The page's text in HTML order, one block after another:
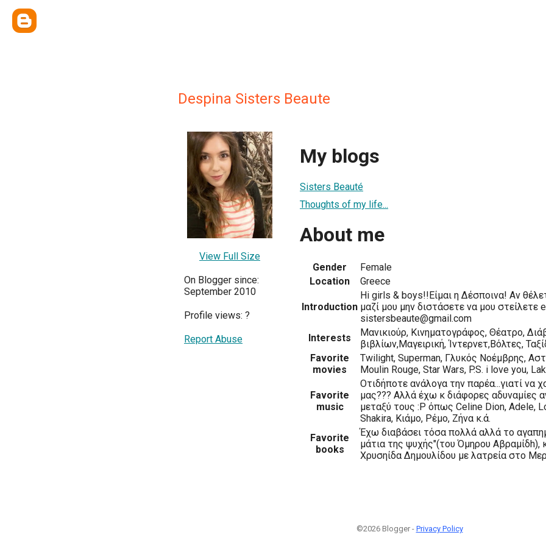
Despina Sisters Beaute
View Full Size
On Blogger since:
September 2010
Profile views: ?
Report Abuse
My blogs
Sisters Beauté
Thoughts of my life...
About me
Gender
Female
Location
Greece
Introduction
Hi girls & boys!!Είμαι η Δέσποινα! Aν
μαζί μου μην διστάσετε να μου στείλετε
sistersbeaute@gmail.com
Interests
Μανικιούρ, Κινηματογράφος, Θέατρο,
βιβλίων,Μαγειρική, Ίντερνετ,Βόλτες,
Favorite
movies
Twilight, Superman, Γλυκός Νοέμβρης,
Moulin Rouge, Star Wars, P.S. i love you,
Favorite
music
Οτιδήποτε ανάλογα την παρέα...γιατί να
μας??? Αλλά έχω κ διάφορες αδυναμίες
μεταξύ τους :P όπως Celine Dion, Adele,
Shakira, Κιάμο, Ρέμο, Ζήνα κ.ά.
Favorite
books
Έχω διαβάσει τόσα πολλά αλλά το
μάτια της ψυχής"(του Όμηρου Αβραμίδh),
Χρυσηίδα Δημουλίδου με λατρεία στο
©2026 Blogger - Privacy Policy